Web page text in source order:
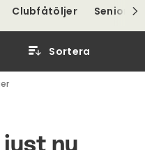
Clubfåtöljer
Sortera
nu